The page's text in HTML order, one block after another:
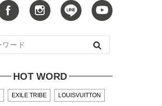
HOT WORD
EXILE TRIBE LOUISVUITTON